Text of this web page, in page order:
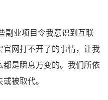
业项目令我意识到互联
官网打不开了的事情，让我
都是瞬息万变的。我们所依
被取代。